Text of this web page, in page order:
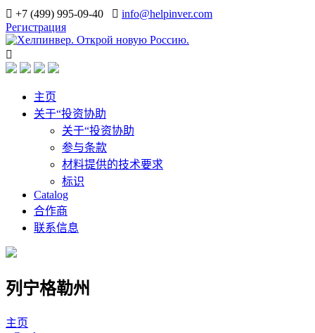
+7 (499) 995-09-40
info@helpinver.com
Регистрация
主页
关于“投资协助
关于“投资协助
参与条款
材料提供的技术要求
标识
Catalog
合作商
联系信息
列宁格勒州
主页